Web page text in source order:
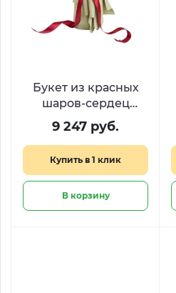
Букет из красных
шаров-сердец
«Легкость чувств»
9 247 руб.
Купить в 1 клик
В корзину